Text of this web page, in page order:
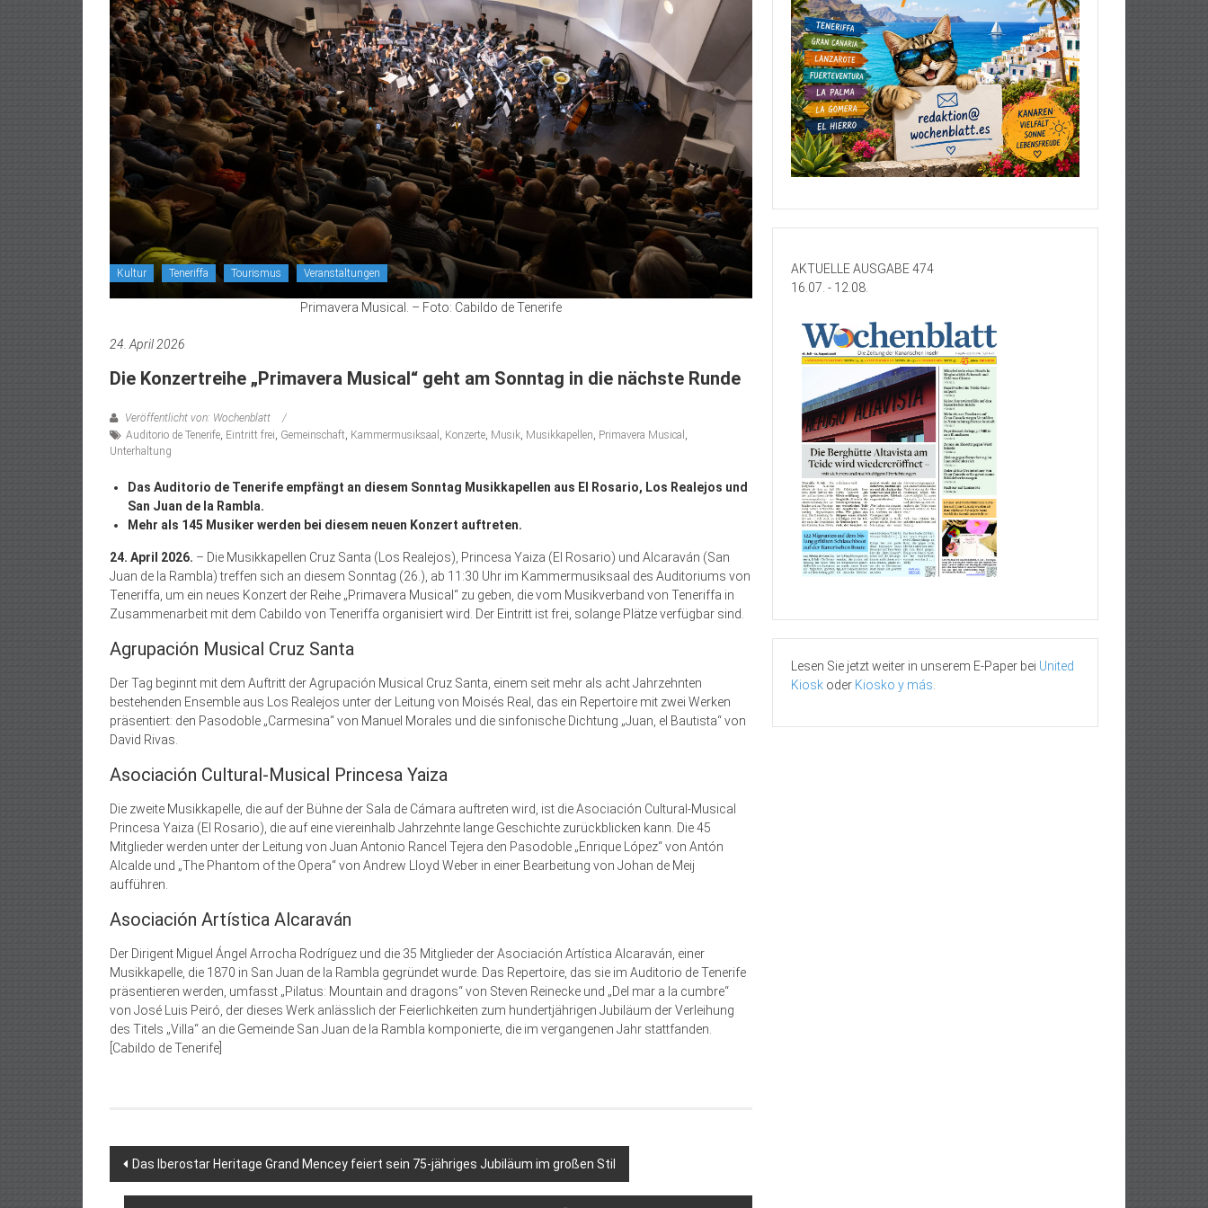
Kultur Teneriffa Tourismus Veranstaltungen
Primavera Musical. – Foto: Cabildo de Tenerife
24. April 2026
Die Konzertreihe „Primavera Musical“ geht am Sonntag in die nächste Runde
Veröffentlicht von: Wochenblatt
Auditorio de Tenerife Eintritt frei Gemeinschaft Kammermusiksaal Konzerte Musik Musikkapellen Primavera Musical
Unterhaltung
Das Auditorio de Tenerife empfängt an diesem Sonntag Musikkapellen aus El Rosario, Los Realejos und
San Juan de la Rambla.
Mehr als 145 Musiker werden bei diesem neuen Konzert auftreten.
24. April 2026. – Die Musikkapellen Cruz Santa (Los Realejos), Princesa Yaiza (El Rosario) und Alcaraván (San
Juan de la Rambla) treffen sich an diesem Sonntag (26.), ab 11:30 Uhr im Kammermusiksaal des Auditoriums von
Teneriffa, um ein neues Konzert der Reihe „Primavera Musical“ zu geben, die vom Musikverband von Teneriffa in
Zusammenarbeit mit dem Cabildo von Teneriffa organisiert wird. Der Eintritt ist frei, solange Plätze verfügbar sind.
Agrupación Musical Cruz Santa
Der Tag beginnt mit dem Auftritt der Agrupación Musical Cruz Santa, einem seit mehr als acht Jahrzehnten
bestehenden Ensemble aus Los Realejos unter der Leitung von Moisés Real, das ein Repertoire mit zwei Werken
präsentiert: den Pasodoble „Carmesina“ von Manuel Morales und die sinfonische Dichtung „Juan, el Bautista“ von
David Rivas.
Asociación Cultural-Musical Princesa Yaiza
Die zweite Musikkapelle, die auf der Bühne der Sala de Cámara auftreten wird, ist die Asociación Cultural-Musical
Princesa Yaiza (El Rosario), die auf eine viereinhalb Jahrzehnte lange Geschichte zurückblicken kann. Die 45
Mitglieder werden unter der Leitung von Juan Antonio Rancel Tejera den Pasodoble „Enrique López“ von Antón
Alcalde und „The Phantom of the Opera“ von Andrew Lloyd Weber in einer Bearbeitung von Johan de Meij
aufführen.
Asociación Artística Alcaraván
Der Dirigent Miguel Ángel Arrocha Rodríguez und die 35 Mitglieder der Asociación Artística Alcaraván, einer
Musikkapelle, die 1870 in San Juan de la Rambla gegründet wurde. Das Repertoire, das sie im Auditorio de Tenerife
präsentieren werden, umfasst „Pilatus: Mountain and dragons“ von Steven Reinecke und „Del mar a la cumbre“
von José Luis Peiró, der dieses Werk anlässlich der Feierlichkeiten zum hundertjährigen Jubiläum der Verleihung
des Titels „Villa“ an die Gemeinde San Juan de la Rambla komponierte, die im vergangenen Jahr stattfanden.
[Cabildo de Tenerife]
Beitragsnavigation
Das Iberostar Heritage Grand Mencey feiert sein 75-jähriges Jubiläum im großen Stil
AKTUELLE AUSGABE 474
16.07. - 12.08.
Lesen Sie jetzt weiter in unserem E-Paper bei United
Kiosk oder Kiosko y más